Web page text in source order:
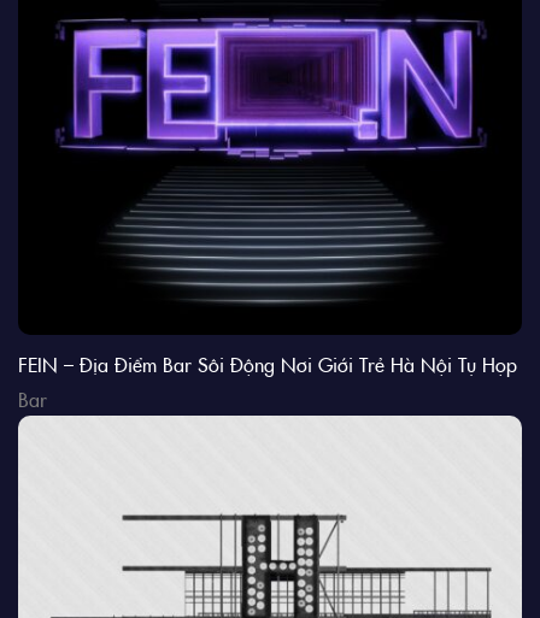
FEIN – Địa Điểm Bar Sôi Động Nơi Giới Trẻ Hà Nội Tụ Họp
Bar